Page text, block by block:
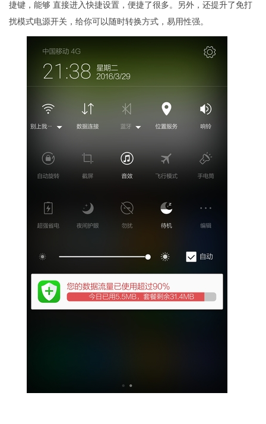
捷键，能够 直接进入快捷设置，便捷了很多。另外，还提升了免打
扰模式电源开关，给你可以随时转换方式，易用性强。